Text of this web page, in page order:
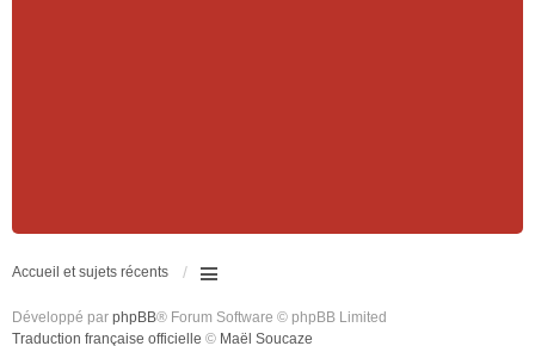
Accueil et sujets récents
Développé par phpBB® Forum Software © phpBB Limited
Traduction française officielle © Maël Soucaze